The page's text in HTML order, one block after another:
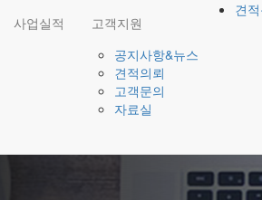
사업실적
고객지원
공지사항&뉴스
견적의뢰
고객문의
자료실
견